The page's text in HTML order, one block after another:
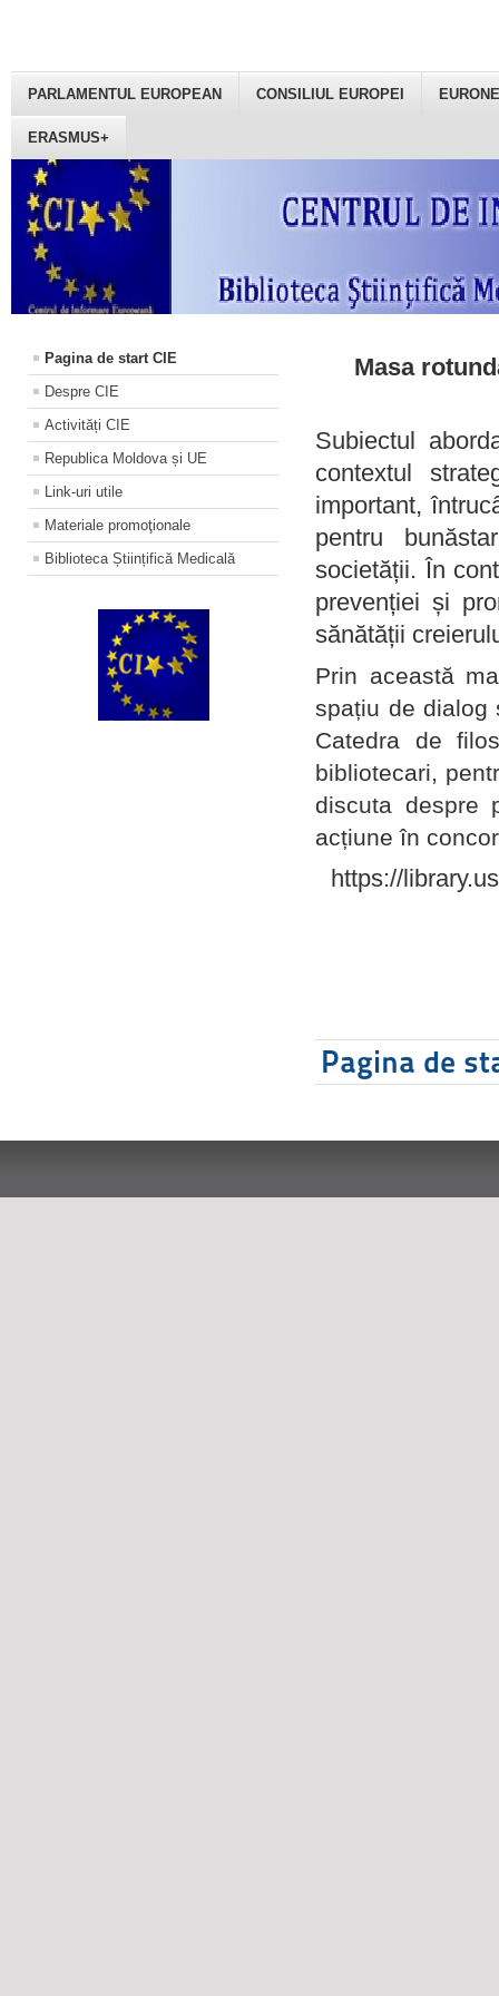
PARLAMENTUL EUROPEAN CONSILIUL EUROPEI
ERASMUS+
Pagina de start CIE
Despre CIE
Activități CIE
Republica Moldova și UE
Link-uri utile
Materiale promoţionale
Biblioteca Științifică Medicală
Masa
Subiectul
contextul
important,
pentru
societății. În
prevenției și
sănătății
Prin această
spațiu de dialog
Catedra de
bibliotecari,
discuta despre
acțiune în
https://
Pagina de